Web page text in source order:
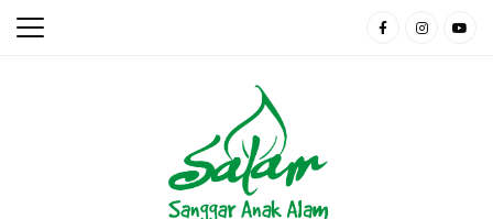
Skip